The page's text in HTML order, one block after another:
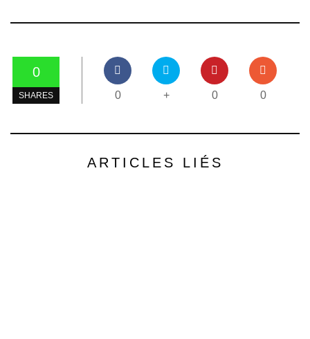
0
SHARES 0 + 0 0
ARTICLES LIÉS